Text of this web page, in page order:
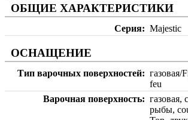
ОБЩИЕ ХАРАКТЕРИСТИКИ
Серия Majestic
ОСНАЩЕНИЕ
Тип варочных поверхностей
газовая/
feu
Варочная поверхность
газовая,
рыбы,